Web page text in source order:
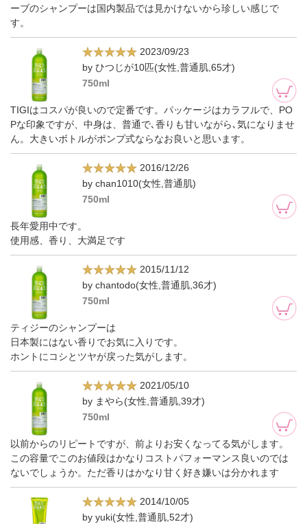
ーブのシャンプーは国内製品では見かけないから珍しい感じで
す。
2023/09/23
by ひつじが10匹(女性,普通肌,65才)
750ml
TIGIはコスパが良いので定番です。パッケージはカラフルで、PO
Pな印象ですが、中身は、普通で､香りも甘いながら､気になりませ
ん。大きいボトルがポンプ式ならなお良いと思います。
2016/12/26
by chan1010(女性,普通肌)
750ml
長年愛用中です。
使用感、香り、大満足です
2015/11/12
by chantodo(女性,普通肌,36才)
750ml
ティジーのシャンプーは
日本製にはない香りでお気に入りです。
ホントにコシとツヤが戻った気がします。
2021/05/10
by まやら(女性,普通肌,39才)
750ml
以前からのリピートですが、前よりお安くなってる気がします。
この容量でこのお値段はかなりコストパフォーマンス良いのでは
ないでしょうか。ただ香りはかなり甘く好き嫌いは分かれます
2014/10/05
by yuki(女性,普通肌,52才)